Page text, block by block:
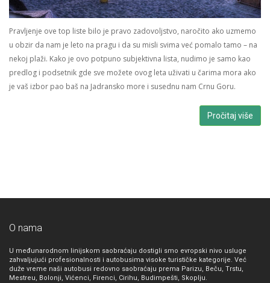
Pravljenje ove top liste bilo je pravo zadovoljstvo, naročito ako uzmemo
u obzir da nam je leto na pragu i da su misli svima već pomalo tamo – na
nekoj plaži. Kako je ovo potpuno subjektivna lista, nudimo je samo kao
predlog i podsetnik gde sve možete ovog leta uživati u čarima mora ako
je vaš izbor pao baš na Jadransko more i susednu nam Crnu Goru.
Pročitaj više
O nama
U međunarodnom linijskom saobraćaju dostigli smo evropski nivo usluge
zahvaljujući profesionalnosti i autobusima visoke turističke kategorije. Već
duže vreme naši autobusi redovno saobraćaju prema Parizu, Beču, Trstu,
Mestreu, Bolonji, Vićenci, Firenci, Cirihu, Budimpešti, Skoplju.